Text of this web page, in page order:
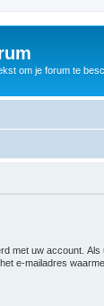
om je forum te
met uw account. Als
e-mailadres